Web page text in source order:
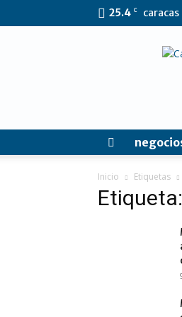
25.4 C caracas
Inicio Etiquetas